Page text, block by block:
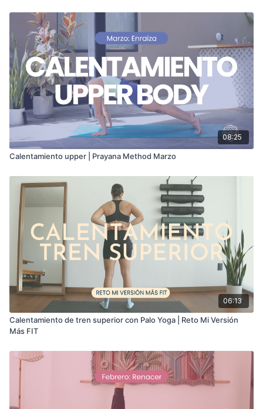
08:25
Calentamiento upper | Prayana Method Marzo
06:13
Calentamiento de tren superior con Palo Yoga | Reto Mi Versión
Más FIT